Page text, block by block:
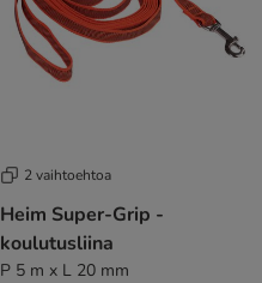
2 vaihtoehtoa
Heim Super-Grip -
koulutusliina
P 5 m x L 20 mm